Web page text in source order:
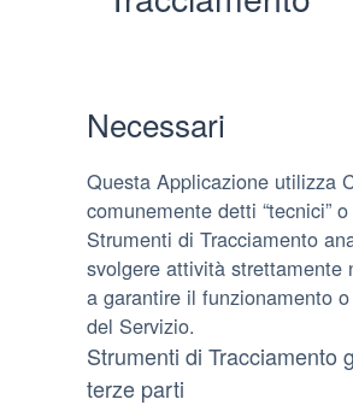
Necessari
Questa Applicazione utilizza
comunemente detti “tecnici”
Strumenti di Tracciamento
svolgere attività strettamente
a garantire il funzionamento
del Servizio.
Strumenti di Tracciamento
terze parti